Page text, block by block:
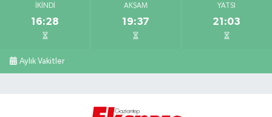
İKINDI
16:28
AKŞAM
19:37
YATSI
21:03
Aylık Vakitler